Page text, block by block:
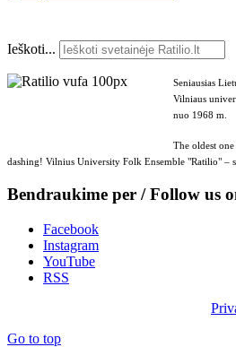
Ieškoti...
Seniausias
Vilniaus
nuo 1968 m.
The oldest
dashing! Vilnius University Folk Ensemble "Ratilio" –
Bendraukime per / Follow us
Facebook
Instagram
YouTube
RSS
Go to top